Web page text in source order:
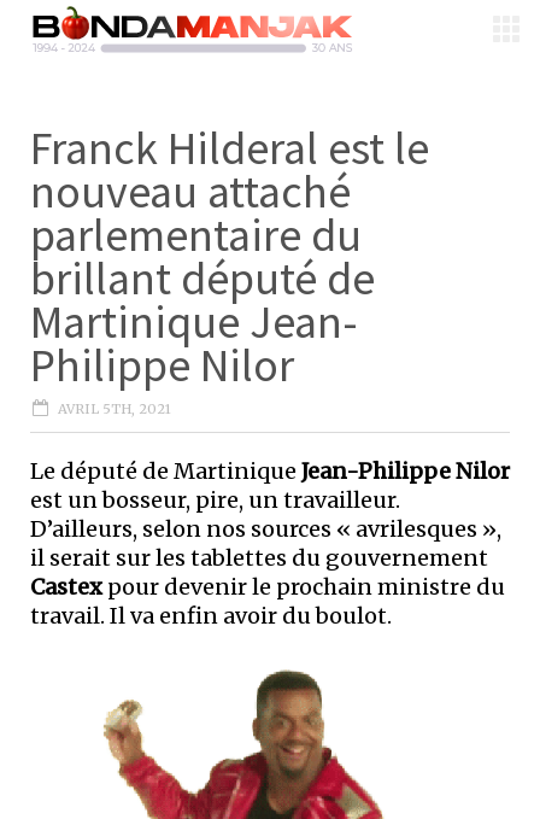
Franck Hilderal est le
nouveau attaché
parlementaire du
brillant député de
Martinique Jean-
Philippe Nilor
AVRIL 5TH, 2021
Le député de Martinique Jean-Philippe Nilor
est un bosseur, pire, un travailleur.
D’ailleurs, selon nos sources « avrilesques »,
il serait sur les tablettes du gouvernement
Castexpour devenir le prochain ministre du
travail. Il va enfin avoir du boulot.